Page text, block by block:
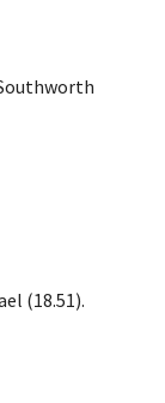
(18.51).